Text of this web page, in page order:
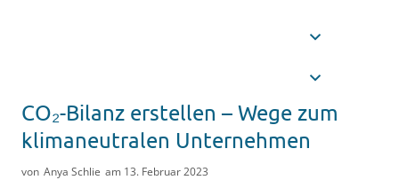
CO₂-Bilanz erstellen – Wege zum
klimaneutralen Unternehmen
von Anya Schlie am 13. Februar 2023
am 26.08.2026 von 09.00 bis 15.00 Uhr statt
(fünf Beratungstermine á 1 Stunde).